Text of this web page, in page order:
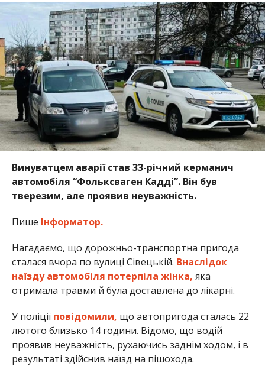
Винуватцем аварії став 33-річний керманич
автомобіля “Фольксваген Кадді”. Він був
тверезим, але проявив неуважність.
Пише Інформатор.
Нагадаємо, що дорожньо-транспортна пригода
сталася вчора по вулиці Сівецькій. Внаслідок
наїзду автомобіля потерпіла жінка, яка
отримала травми й була доставлена до лікарні.
У поліції повідомили, що автопригода сталась 22
лютого близько 14 години. Відомо, що водій
проявив неуважність, рухаючись заднім ходом, і в
результаті здійснив наїзд на пішохода.